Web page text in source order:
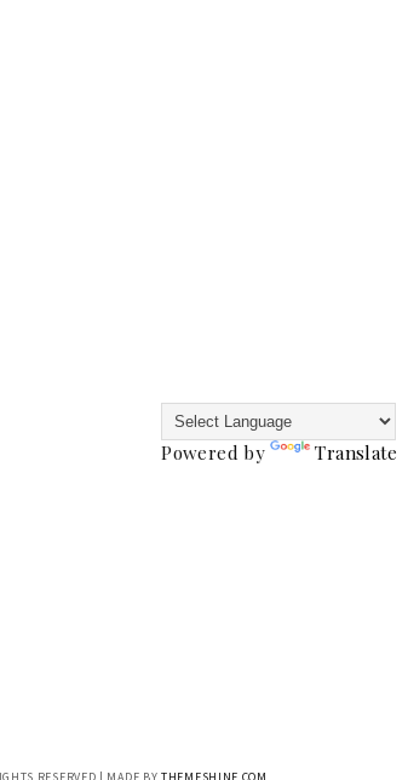
Powered by Translate
RESERVED | MADE BYTHEMESHINE.COM